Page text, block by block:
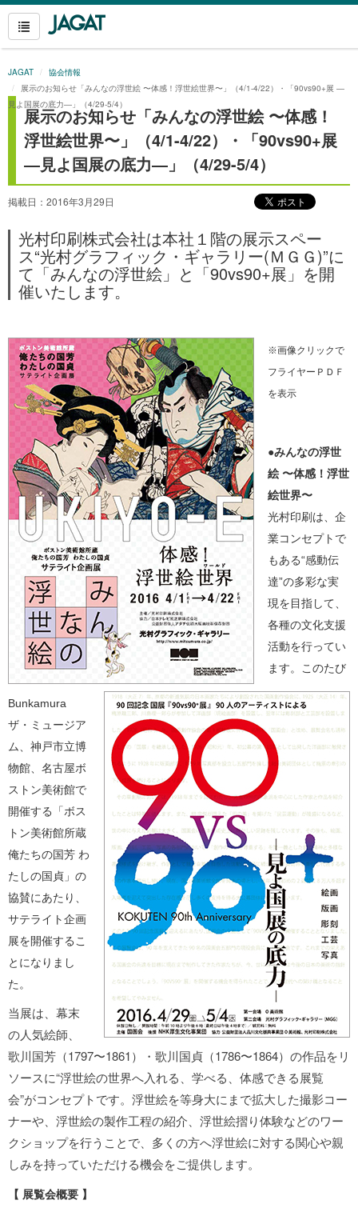
JAGAT
協会情報
展示のお知らせ「みんなの浮世絵 〜体感！浮世絵世界〜」（4/1-4/22）・「90vs90+展 ―
見よ国展の底力―」（4/29-5/4）
展示のお知らせ「みんなの浮世絵 〜体感！
浮世絵世界〜」（4/1-4/22）・「90vs90+展
―見よ国展の底力―」（4/29-5/4）
掲載日：2016年3月29日
光村印刷株式会社は本社１階の展示スペー
ス“光村グラフィック・ギャラリー(ＭＧＧ)”に
て「みんなの浮世絵」と「90vs90+展」を開
催いたします。
※画像クリックで
フライヤーＰＤＦ
を表示
●みんなの浮世
絵 〜体感！浮世
絵世界〜
光村印刷は、企
業コンセプトで
もある“感動伝
達”の多彩な実
現を目指して、
各種の文化支援
活動を行ってい
ます。このたび
Bunkamura
ザ・ミュージア
ム、神戸市立博
物館、名古屋ボ
ストン美術館で
開催する「ボス
トン美術館所蔵
俺たちの国芳 わ
たしの国貞」の
協賛にあたり、
サテライト企画
展を開催するこ
とになりまし
た。
当展は、幕末
の人気絵師、
歌川国芳（1797〜1861）・歌川国貞（1786〜1864）の作品をリ
ソースに“浮世絵の世界へ入れる、学べる、体感できる展覧
会”がコンセプトです。浮世絵を等身大にまで拡大した撮影コー
ナーや、浮世絵の製作工程の紹介、浮世絵摺り体験などのワー
クショップを行うことで、多くの方へ浮世絵に対する関心や親
しみを持っていただける機会をご提供します。
【 展覧会概要 】